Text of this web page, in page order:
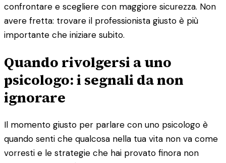
confrontare e scegliere con maggiore sicurezza. Non
avere fretta: trovare il professionista giusto è più
importante che iniziare subito.
Quando rivolgersi a uno
psicologo: i segnali da non
ignorare
Il momento giusto per parlare con uno psicologo è
quando senti che qualcosa nella tua vita non va come
vorresti e le strategie che hai provato finora non